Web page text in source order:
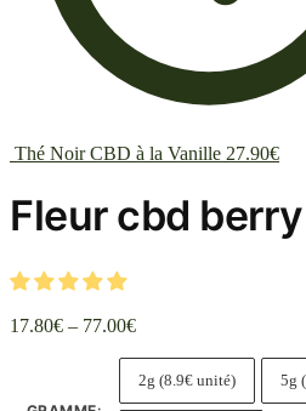
Thé Noir CBD à la Vanille 27.90€
Fleur cbd berry
17.80€ – 77.00€
2g (8.9€ unité) 5g